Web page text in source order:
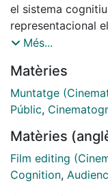
el sistema
representacional
continuïtat
aportacions de la
mecanismes
tracem una
de l'absència en
cinemàtica, per,
l'emergència
Més...
Matèries
Muntatge
Públic,
Matèries
Film editing
Cognition,